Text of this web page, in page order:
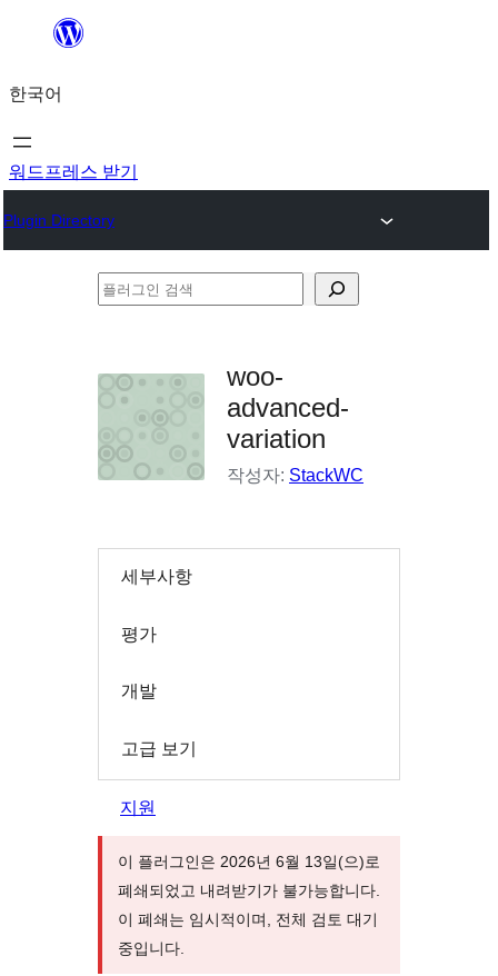
츠
로
바
가
한국어
워드프레스 받기
Plugin Directory
플
색
woo-
advanced-
variation
작성자: StackWC
세부사항
평가
개발
고급 보기
지원
이 플러그인은 2026년 6월 13일(으)로
폐쇄되었고 내려받기가 불가능합니다.
이 폐쇄는 임시적이며, 전체 검토 대기
중입니다.